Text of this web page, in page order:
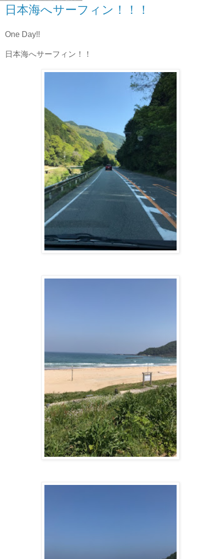
日本海へサーフィン！！！
One Day!!
日本海へサーフィン！！